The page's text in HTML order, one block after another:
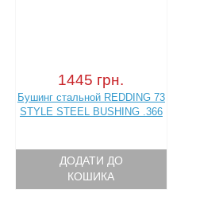
1445 грн.
Бушинг стальной REDDING 73
STYLE STEEL BUSHING .366
ДОДАТИ ДО
КОШИКА